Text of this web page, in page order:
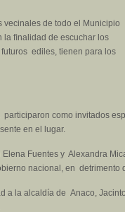
de todo el Municipio
ﬁnalidad de escuchar los
ediles, tienen para los
como invitados
en el lugar.
Fuentes y Alexandra
nacional, en detrimento
a la alcaldía de Anaco,